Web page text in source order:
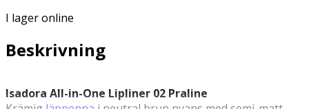
I lager online
Beskrivning
Isadora All-in-One Lipliner 02 Praline